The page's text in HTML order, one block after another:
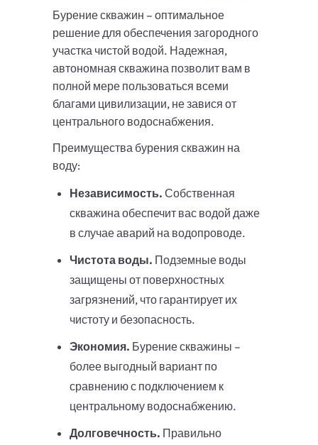
Бурение скважин – оптимальное
решение для обеспечения загородного
участка чистой водой. Надежная,
автономная скважина позволит вам в
полной мере пользоваться всеми
благами цивилизации, не завися от
центрального водоснабжения.
Преимущества бурения скважин на
воду:
Независимость. Собственная
скважина обеспечит вас водой даже
в случае аварий на водопроводе.
Чистота воды. Подземные воды
защищены от поверхностных
загрязнений, что гарантирует их
чистоту и безопасность.
Экономия. Бурение скважины –
более выгодный вариант по
сравнению с подключением к
центральному водоснабжению.
Долговечность. Правильно